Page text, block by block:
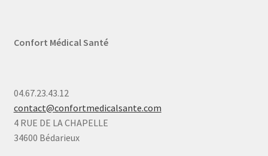
Confort Médical Santé
04.67.23.43.12
contact@confortmedicalsante.com
4 RUE DE LA CHAPELLE
34600 Bédarieux